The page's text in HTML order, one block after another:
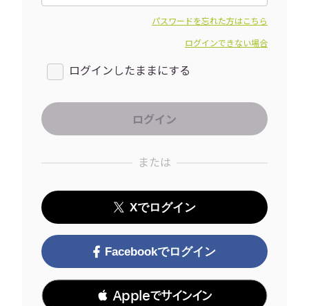
パスワードを忘れた方はこちら
ログインできない場合
ログインしたままにする
または
Xでログイン
Facebookでログイン
 Appleでサインイン